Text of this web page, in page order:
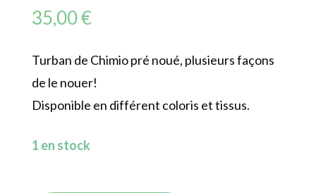
35,00€
Turban de Chimio pré noué, plusieurs façons
de le nouer!
Disponible en différent coloris et tissus.
1 en stock